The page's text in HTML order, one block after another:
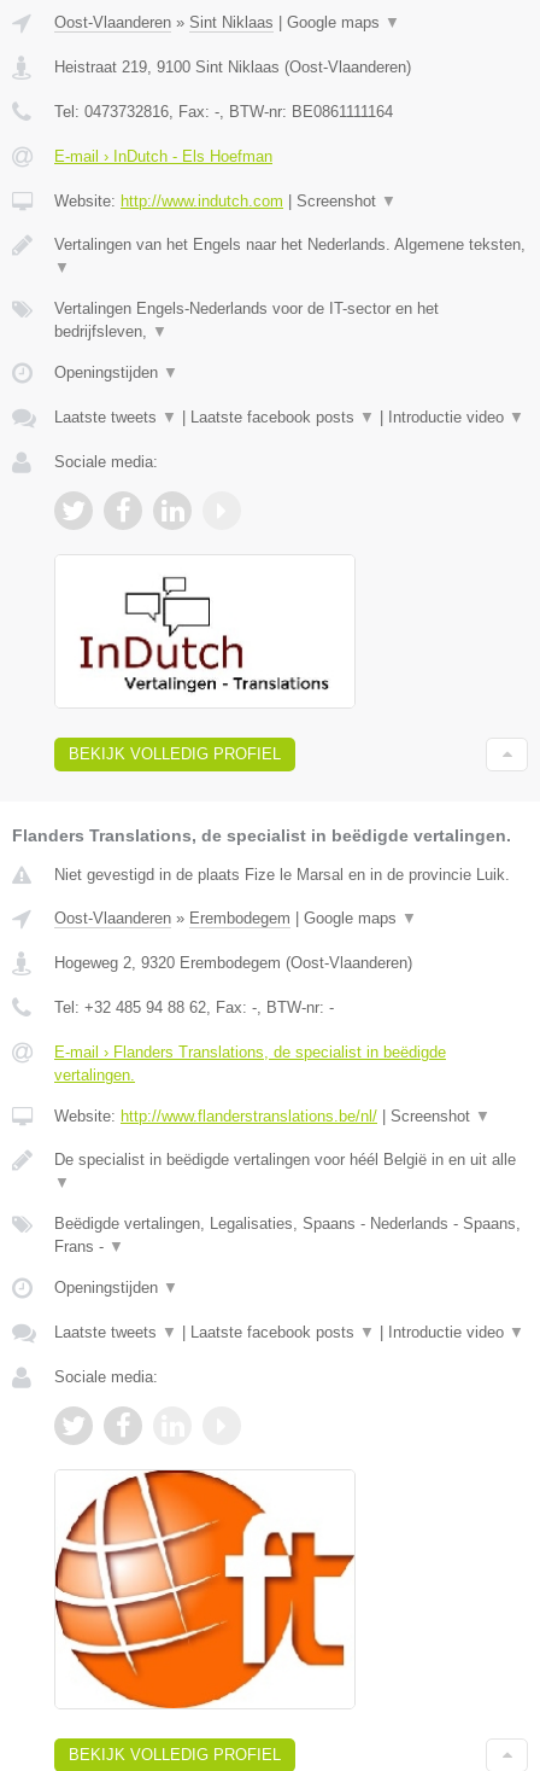
Oost-Vlaanderen » Sint Niklaas | Google maps ▼
Heistraat 219 9100 Sint Niklaas (Oost-Vlaanderen)
Tel: 0473732816 , Fax: - , BTW-nr: BE0861111164
E-mail › InDutch - Els Hoefman
Website: http://www.indutch.com | Screenshot ▼
Vertalingen van het Engels naar het Nederlands. Algemene teksten,
▼
Vertalingen Engels-Nederlands voor de IT-sector en het
bedrijfsleven,
▼
Openingstijden ▼
Laatste tweets ▼ | Laatste facebook posts ▼ | Introductie video ▼
Sociale media:
BEKIJK VOLLEDIG PROFIEL
Flanders Translations, de specialist in beëdigde vertalingen.
Niet gevestigd in de plaats Fize le Marsal en in de provincie Luik.
Oost-Vlaanderen » Erembodegem | Google maps ▼
Hogeweg 2 9320 Erembodegem (Oost-Vlaanderen)
Tel: +32 485 94 88 62 , Fax: - , BTW-nr: -
E-mail › Flanders Translations, de specialist in beëdigde
vertalingen.
Website: http://www.flanderstranslations.be/nl/ | Screenshot ▼
De specialist in beëdigde vertalingen voor héél België in en uit alle
▼
Beëdigde vertalingen, Legalisaties, Spaans - Nederlands - Spaans,
Frans - ▼
Openingstijden ▼
Laatste tweets ▼ | Laatste facebook posts ▼ | Introductie video ▼
Sociale media:
BEKIJK VOLLEDIG PROFIEL